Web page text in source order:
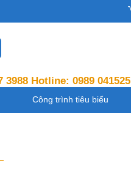
3988 Hotline: 0989 041525
Công trình tiêu biểu